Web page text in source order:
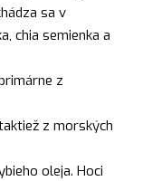
sa v
chia semienka a
z
z morských
oleja. Hoci